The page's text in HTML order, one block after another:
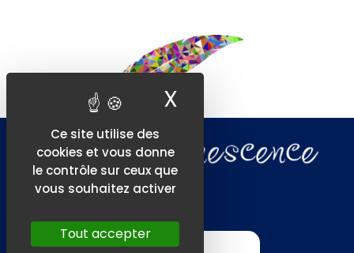
Ce site utilise des
cookies et vous donne
le contrôle sur ceux que
vous souhaitez activer
Tout accepter
X